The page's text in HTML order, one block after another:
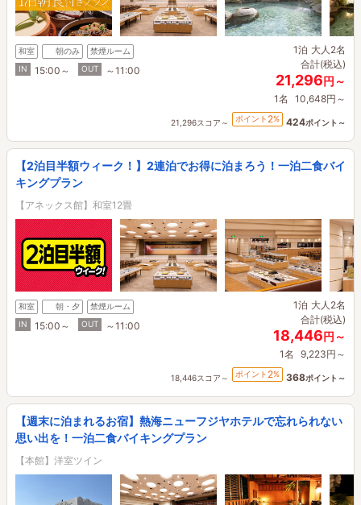
和室 朝のみ
禁煙ルーム
IN
15:00～ OUT ～11:00
1泊 大人2名
合計(税込)
21,296円～
1名 10,648円～
21,296スコア～ ポイント 2% 424ポイント～
【2泊目半額ウィーク！】2連泊でお得に泊まろう！一泊二食バイ
キングプラン
【アネックス館】和室12畳
和室 朝・夕
禁煙ルーム
IN
15:00～ OUT ～11:00
1泊 大人2名
合計(税込)
18,446円～
1名 9,223円～
18,446スコア～ ポイント 2% 368ポイント～
【週末に泊まれるお宿】熱海ニューフジヤホテルで忘れられない
思い出を！一泊二食バイキングプラン
【本館】洋室ツイン